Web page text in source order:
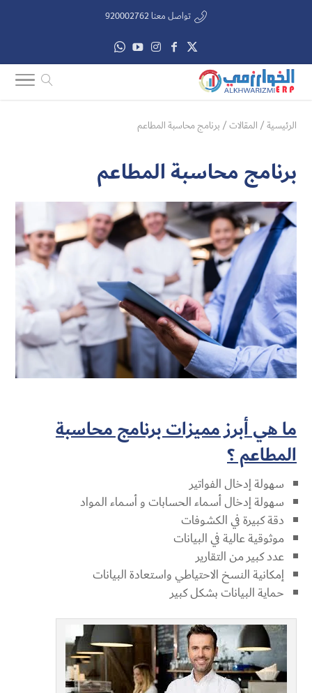
تواصل معنا 920002762
الرئيسية/ المقالات/ برنامج محاسبة المطاعم
برنامج محاسبة المطاعم
ما هي أبرز مميزات برنامج محاسبة
المطاعم ؟
سهولة إدخال الفواتير
سهولة إدخال أسماء الحسابات و أسماء المواد
دقة كبيرة في الكشوفات
موثوقية عالية في البيانات
عدد كبير من التقارير
إمكانية النسخ الاحتياطي واستعادة البيانات
حماية البيانات بشكل كبير